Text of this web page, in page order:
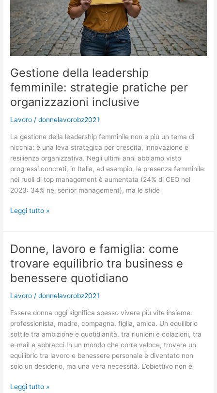
donne
(e
per
chi
lavora
con
loro)
Gestione della leadership
femminile: strategie pratiche per
organizzazioni inclusive
Lavoro /donnelavorobz2021
La gestione della leadership femminile non è più un tema di
nicchia: è una leva strategica per crescita, innovazione e
resilienza organizzativa. Negli ultimi anni abbiamo visto
progressi concreti, in Italia, ad esempio, la presenza femminile
nei ruoli di top management è aumentata (24% di CEO nel
2023: 34% nei senior management), ma le sfide
Gestione
leadership
femminile:
strategie
pratiche
per
organizzazioni
inclusive
Leggi tutto »
Donne, lavoro e famiglia: come
trovare equilibrio tra business e
benessere quotidiano
Lavoro /donnelavorobz2021
Essere donna oggi significa spesso vivere più vite insieme:
professionista, madre, compagna, figlia, amica. Un equilibrio
sottile tra ambizione e quotidianità, tra riunioni e colazioni, tra
e-mail e abbracci.In un mondo che corre veloce, trovare un
equilibrio tra lavoro e benessere personale è diventato non
solo un desiderio, ma una vera necessità. L’obiettivo non è
Donne,
Leggi tutto »